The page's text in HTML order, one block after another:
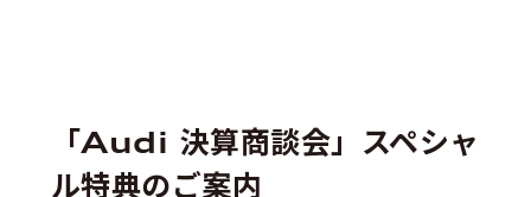
「Audi 決算商談会」スペシャ
ル特典のご案内